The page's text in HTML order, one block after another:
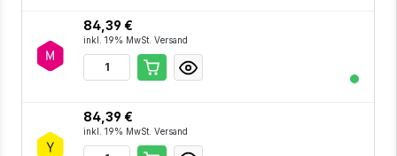
84,39 €
inkl. 19% MwSt. Versand
84,39 €
inkl. 19% MwSt. Versand